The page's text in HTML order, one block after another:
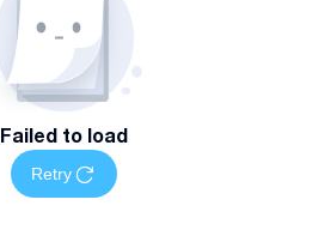
Failed to load
Retry